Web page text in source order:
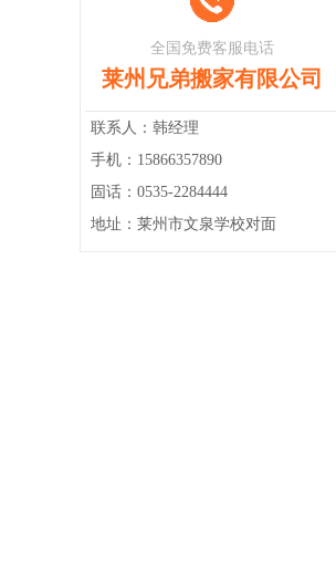
全国免费客服电话
莱州兄弟搬家有限公司
联系人：韩经理
手机：15866357890
固话：0535-2284444
地址：莱州市文泉学校对面